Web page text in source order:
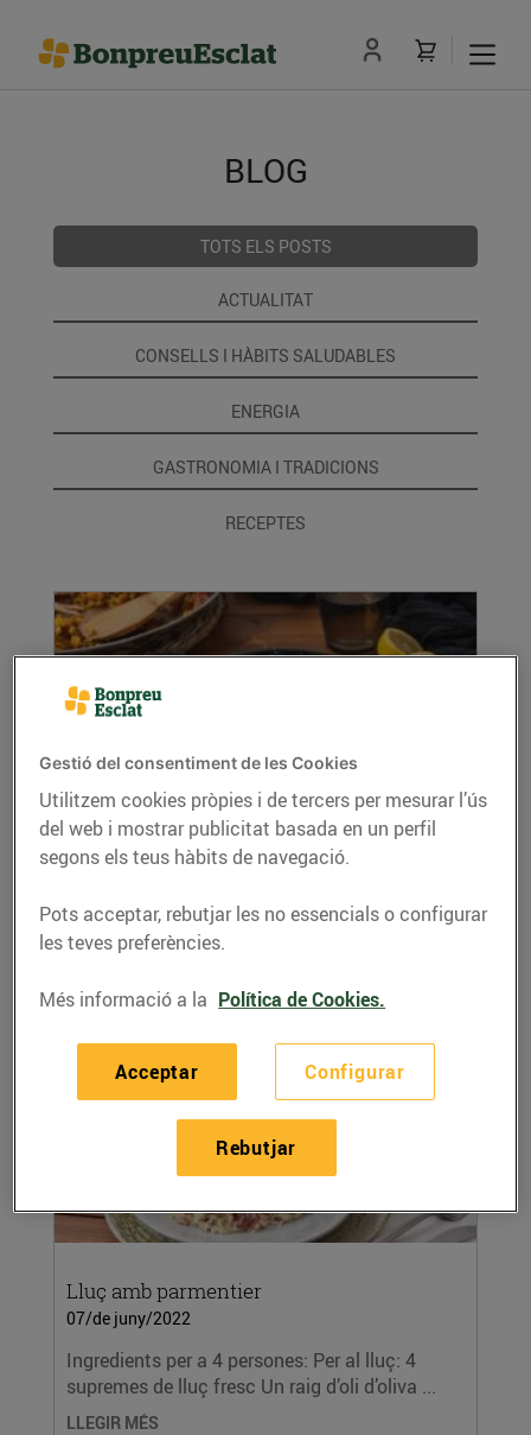
BLOG
TOTS ELS POSTS
ACTUALITAT
CONSELLS I HÀBITS SALUDABLES
ENERGIA
GASTRONOMIA I TRADICIONS
RECEPTES
Paella marinera
05/de juliol/2022
Ingredients per a 4 persones: Per a l’arròs: 1
ceba picada ben petita 2 cullerades de...
Lluç amb parmentier
07/de juny/2022
Ingredients per a 4 persones: Per al lluç: 4
supremes de lluç fresc Un raig d’oli d’oliva ...
LLEGIR MÉS
Gestió del consentiment de les Cookies
Utilitzem cookies pròpies i de tercers per mesurar l’ús
del web i mostrar publicitat basada en un perfil
segons els teus hàbits de navegació.
Pots acceptar, rebutjar les no essencials o configurar
les teves preferències.
Més informació a la Política de Cookies.
Configurar
Rebutjar
Acceptar